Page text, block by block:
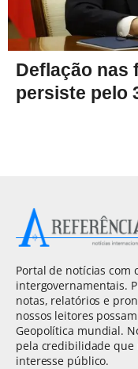
Deflação nas
persiste pelo
Portal de notícias com
intergovernamentais.
notas, relatórios e
nossos leitores
Geopolítica mundial.
pela credibilidade que
interesse público.